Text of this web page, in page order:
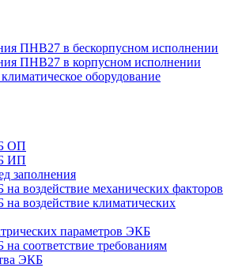
ПНВ27 в бескорпусном исполнении
ПНВ27 в корпусном исполнении
оборудование
ОП
ИП
заполнения
воздействие механических факторов
воздействие климатических
параметров ЭКБ
соответствие требованиям
ЭКБ